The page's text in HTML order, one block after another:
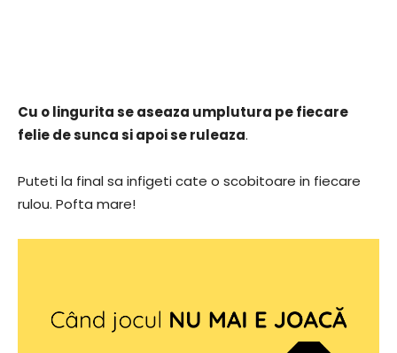
Cu o lingurita se aseaza umplutura pe fiecare
felie de sunca si apoi se ruleaza.
Puteti la final sa infigeti cate o scobitoare in fiecare
rulou. Pofta mare!